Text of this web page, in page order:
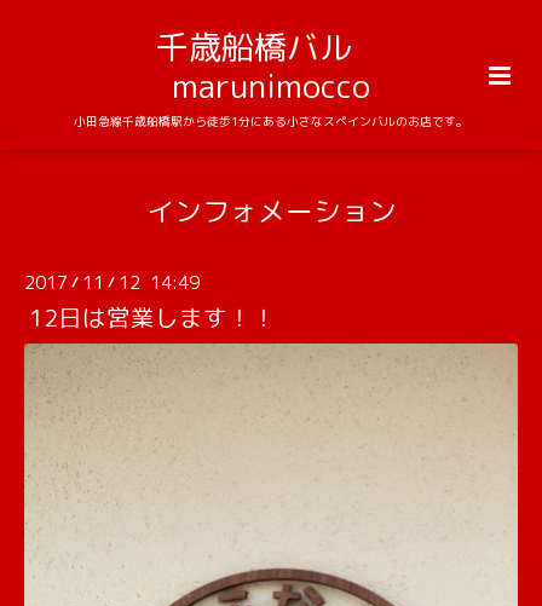
千歳船橋バル
marunimocco
小田急線千歳船橋駅から徒歩1分にある小さなスペインバルのお店です。
インフォメーション
2017 / 11 / 12 14:49
12日は営業します！！